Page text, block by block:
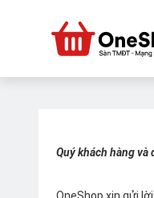
Quý khách hàng và